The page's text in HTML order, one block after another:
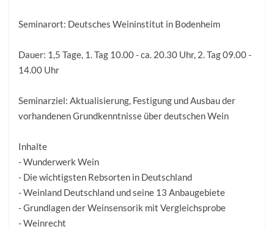
Seminarort: Deutsches Weininstitut in Bodenheim
Dauer: 1,5 Tage, 1. Tag 10.00 - ca. 20.30 Uhr, 2. Tag 09.00 -
14.00 Uhr
Seminarziel: Aktualisierung, Festigung und Ausbau der
vorhandenen Grundkenntnisse über deutschen Wein
Inhalte
- Wunderwerk Wein
- Die wichtigsten Rebsorten in Deutschland
- Weinland Deutschland und seine 13 Anbaugebiete
- Grundlagen der Weinsensorik mit Vergleichsprobe
- Weinrecht